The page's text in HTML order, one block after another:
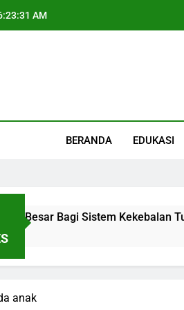
AM
BERANDA EDUKASI
Besar Bagi Sistem Kekebalan
anak